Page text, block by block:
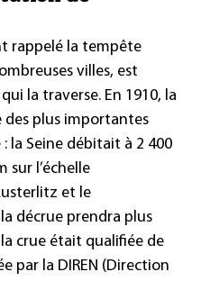
rappelé la tempête
villes, est
la traverse. En 1910, la
des plus importantes
la Seine débitait à 2 400
sur l’échelle
et le
décrue prendra plus
la crue était qualifiée de
par la DIREN (Direction